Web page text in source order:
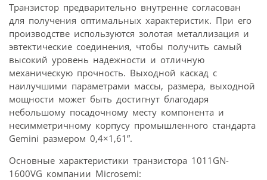
Транзистор предварительно внутренне согласован
для получения оптимальных характеристик. При его
производстве используются золотая металлизация и
эвтектические соединения, чтобы получить самый
высокий уровень надежности и отличную
механическую прочность. Выходной каскад с
наилучшими параметрами массы, размера, выходной
мощности может быть достигнут благодаря
небольшому посадочному месту компонента и
несимметричному корпусу промышленного стандарта
Gemini размером 0,4×1,61”.
Основные характеристики транзистора 1011GN-
1600VG компании Microsemi: